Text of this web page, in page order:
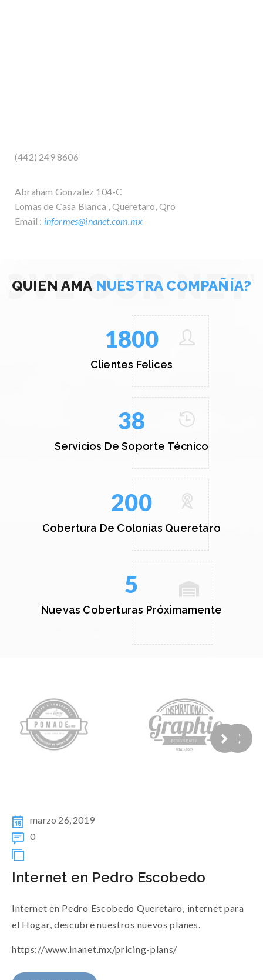
(442) 249 8606
Abraham Gonzalez 104-C
Lomas de Casa Blanca , Queretaro, Qro
Email : informes@inanet.com.mx
QUIEN AMANUESTRA COMPAÑÍA?
1800
Clientes Felices
38
Servicios De Soporte Técnico
200
Cobertura De Colonias Queretaro
5
Nuevas Coberturas Próximamente
marzo 26, 2019
0
Internet en Pedro Escobedo
Internet en Pedro Escobedo Queretaro, internet para
el Hogar, descubre nuestros nuevos planes.
https://www.inanet.mx/pricing-plans/